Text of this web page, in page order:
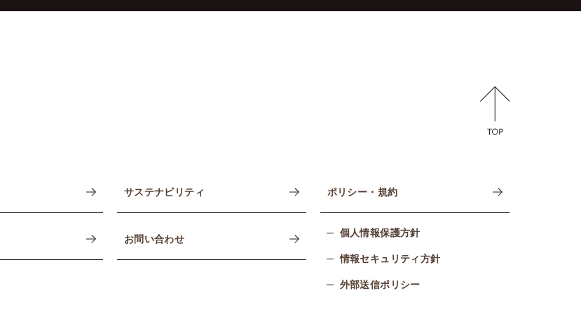
サステナビリティ
お問い合わせ
ポリシー・規約
個人情報保護方針
情報セキュリティ方針
外部送信ポリシー